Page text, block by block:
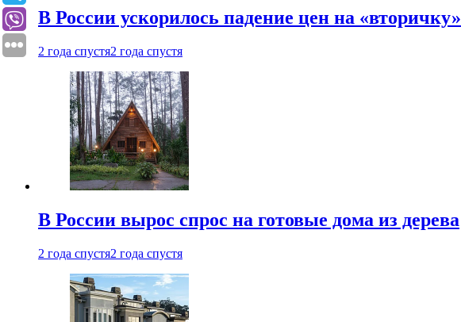
В России ускорилось падение цен на «вторичку»
2 года спустя2 года спустя
В России вырос спрос на готовые дома из дерева
2 года спустя2 года спустя